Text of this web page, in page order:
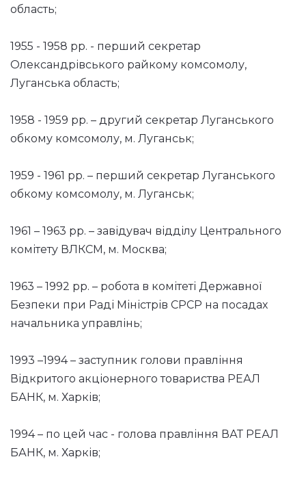
область;
1955 - 1958 рр. - перший секретар
Олександрівського райкому комсомолу,
Луганська область;
1958 - 1959 рр. – другий секретар Луганського
обкому комсомолу, м. Луганськ;
1959 - 1961 рр. – перший секретар Луганського
обкому комсомолу, м. Луганськ;
1961 – 1963 рр. – завідувач відділу Центрального
комітету ВЛКСМ, м. Москва;
1963 – 1992 рр. – робота в комітеті Державної
Безпеки при Раді Міністрів СРСР на посадах
начальника управлінь;
1993 –1994 – заступник голови правління
Відкритого акціонерного товариства РЕАЛ
БАНК, м. Харків;
1994 – по цей час - голова правління ВАТ РЕАЛ
БАНК, м. Харків;